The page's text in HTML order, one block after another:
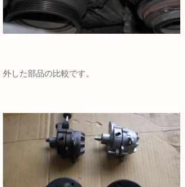
外した部品の比較です。